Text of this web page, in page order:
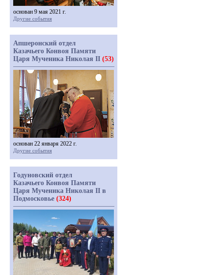
основан 9 мая 2021 г.
Другие события
Апшеронский отдел
Казачьего Конвоя Памяти
Царя Мученика Николая II (53)
основан 22 января 2022 г.
Другие события
Годуновский отдел
Казачьего Конвоя Памяти
Царя Мученика Николая II в
Подмосковье (324)